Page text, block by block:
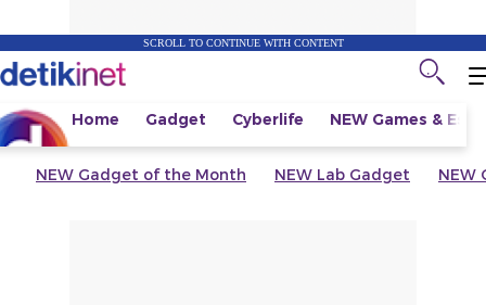
SCROLL TO CONTINUE WITH CONTENT
Home Gadget Cyberlife NEW Games &
NEW Gadget of the Month NEW Lab Gadget NEW